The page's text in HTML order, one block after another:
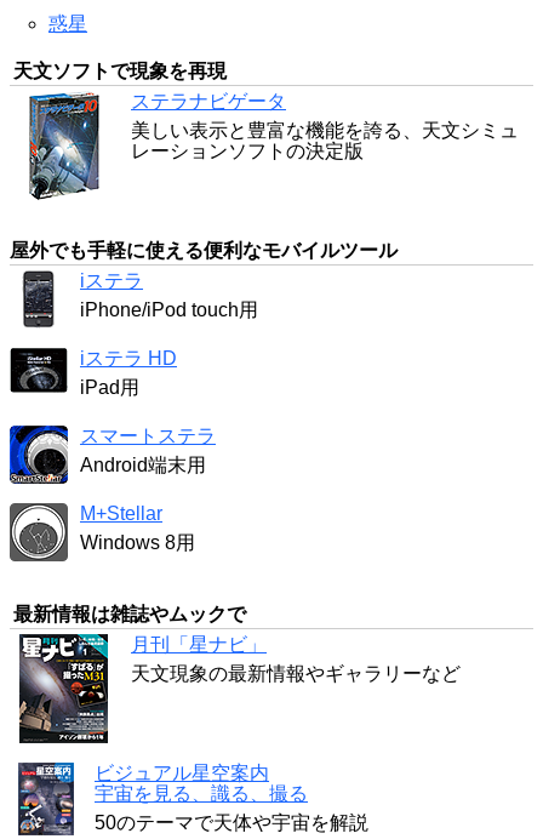
惑星
天文ソフトで現象を再現
ステラナビゲータ
美しい表示と豊富な機能を誇る、天文シミュ
レーションソフトの決定版
屋外でも手軽に使える便利なモバイルツール
iステラ
iPhone/iPod touch用
iステラ HD
iPad用
スマートステラ
Android端末用
M+Stellar
Windows 8用
最新情報は雑誌やムックで
月刊「星ナビ」
天文現象の最新情報やギャラリーなど
ビジュアル星空案内
宇宙を見る、識る、撮る
50のテーマで天体や宇宙を解説